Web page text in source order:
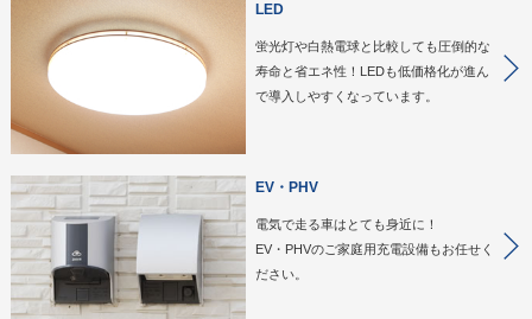
LED
蛍光灯や白熱電球と比較しても圧倒的な
寿命と省エネ性！LEDも低価格化が進ん
で導入しやすくなっています。
EV・PHV
電気で走る車はとても身近に！
EV・PHVのご家庭用充電設備もお任せく
ださい。